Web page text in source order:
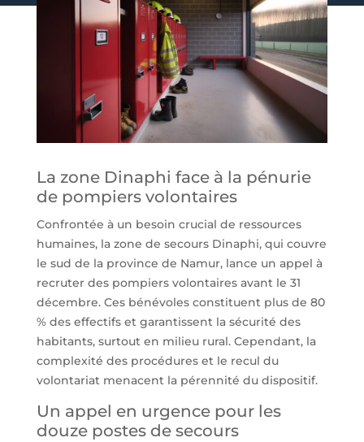
La zone Dinaphi face à la pénurie
de pompiers volontaires
Confrontée à un besoin crucial de ressources
humaines, la zone de secours Dinaphi, qui couvre
le sud de la province de Namur, lance un appel à
recruter des pompiers volontaires avant le 31
décembre. Ces bénévoles constituent plus de 80
% des effectifs et garantissent la sécurité des
habitants, surtout en milieu rural. Cependant, la
complexité des procédures et le recul du
volontariat menacent la pérennité du dispositif.
Un appel en urgence pour les
douze postes de secours